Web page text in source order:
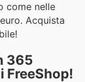
come nelle
Acquista
365